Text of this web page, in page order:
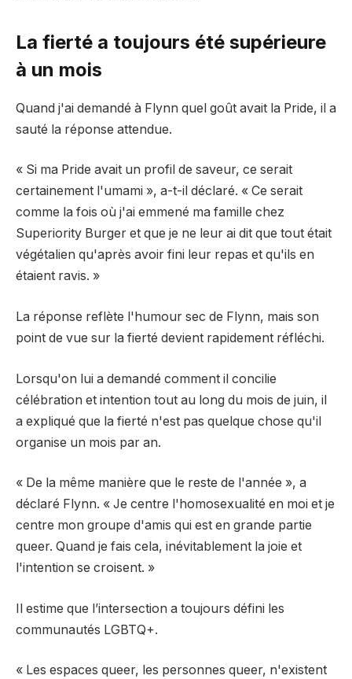
La fierté a toujours été supérieure
à un mois
Quand j'ai demandé à Flynn quel goût avait la Pride, il a
sauté la réponse attendue.
« Si ma Pride avait un profil de saveur, ce serait
certainement l'umami », a-t-il déclaré. « Ce serait
comme la fois où j'ai emmené ma famille chez
Superiority Burger et que je ne leur ai dit que tout était
végétalien qu'après avoir fini leur repas et qu'ils en
étaient ravis. »
La réponse reflète l'humour sec de Flynn, mais son
point de vue sur la fierté devient rapidement réfléchi.
Lorsqu'on lui a demandé comment il concilie
célébration et intention tout au long du mois de juin, il
a expliqué que la fierté n'est pas quelque chose qu'il
organise un mois par an.
« De la même manière que le reste de l'année », a
déclaré Flynn. « Je centre l'homosexualité en moi et je
centre mon groupe d'amis qui est en grande partie
queer. Quand je fais cela, inévitablement la joie et
l'intention se croisent. »
Il estime que l’intersection a toujours défini les
communautés LGBTQ+.
« Les espaces queer, les personnes queer, n'existent